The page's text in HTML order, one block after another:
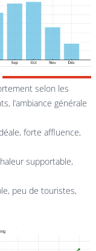
selon les
l’ambiance générale
forte affluence,
supportable,
peu de touristes,